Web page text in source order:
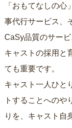
「おもてなしの
事代行サービス、
CaSy品質のサー
キャストの採用と
ても重要です。
キャスト一人ひと
トすることへのや
りを、キャスト自